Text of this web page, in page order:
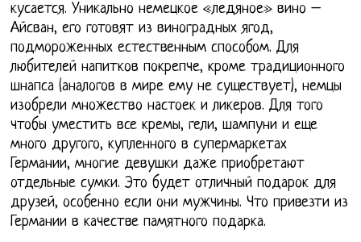
кусается. Уникально немецкое «ледяное» вино –
Айсван, его готовят из виноградных ягод,
подмороженных естественным способом. Для
любителей напитков покрепче, кроме традиционного
шнапса (аналогов в мире ему не существует), немцы
изобрели множество настоек и ликеров. Для того
чтобы уместить все кремы, гели, шампуни и еще
много другого, купленного в супермаркетах
Германии, многие девушки даже приобретают
отдельные сумки. Это будет отличный подарок для
друзей, особенно если они мужчины. Что привезти из
Германии в качестве памятного подарка.